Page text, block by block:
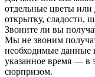
отдельные цветы
открытку, сладости,
Звоните ли вы
Мы не звоним
необходимые данные
указанное время — в
сюрпризом.